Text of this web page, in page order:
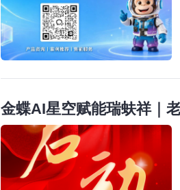
金蝶AI星空赋能瑞蚨祥｜